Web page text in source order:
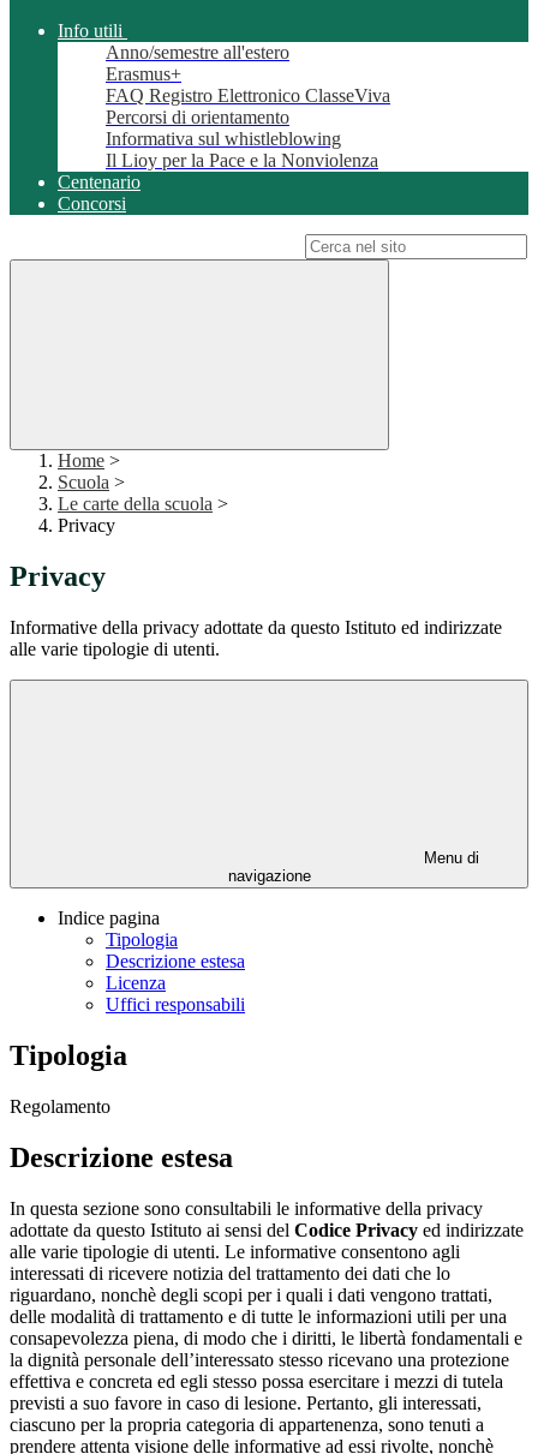
Info utili
Anno/semestre all'estero
Erasmus+
FAQ Registro Elettronico ClasseViva
Percorsi di orientamento
Informativa sul whistleblowing
Il Lioy per la Pace e la Nonviolenza
Centenario
Concorsi
Home >
Scuola >
Le carte della scuola >
Privacy
Privacy
Informative della privacy adottate da questo Istituto ed indirizzate
alle varie tipologie di utenti.
Menu di
navigazione
Indice pagina
Tipologia
Descrizione estesa
Licenza
Uffici responsabili
Tipologia
Regolamento
Descrizione estesa
In questa sezione sono consultabili le informative della privacy
adottate da questo Istituto ai sensi del Codice Privacy ed indirizzate
alle varie tipologie di utenti. Le informative consentono agli
interessati di ricevere notizia del trattamento dei dati che lo
riguardano, nonchè degli scopi per i quali i dati vengono trattati,
delle modalità di trattamento e di tutte le informazioni utili per una
consapevolezza piena, di modo che i diritti, le libertà fondamentali e
la dignità personale dell’interessato stesso ricevano una protezione
effettiva e concreta ed egli stesso possa esercitare i mezzi di tutela
previsti a suo favore in caso di lesione. Pertanto, gli interessati,
ciascuno per la propria categoria di appartenenza, sono tenuti a
prendere attenta visione delle informative ad essi rivolte, nonchè